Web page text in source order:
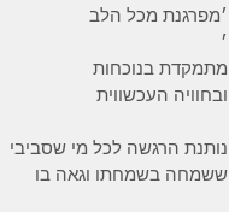
׳מפרגנת מכל הלב
׳
מתמקדת בנוכחות
ובחוויה העכשווית
נותנת הרגשה לכל מי שסביבי
ששמחה בשמחתו וגאה בו